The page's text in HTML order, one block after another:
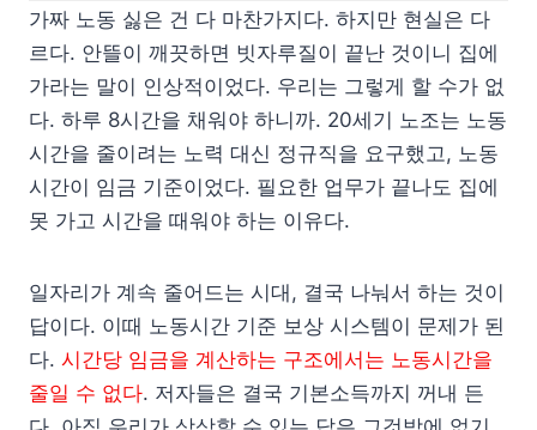
가짜 노동 싫은 건 다 마찬가지다. 하지만 현실은 다
르다. 안뜰이 깨끗하면 빗자루질이 끝난 것이니 집에
가라는 말이 인상적이었다. 우리는 그렇게 할 수가 없
다. 하루 8시간을 채워야 하니까. 20세기 노조는 노동
시간을 줄이려는 노력 대신 정규직을 요구했고, 노동
시간이 임금 기준이었다. 필요한 업무가 끝나도 집에
못 가고 시간을 때워야 하는 이유다.
일자리가 계속 줄어드는 시대, 결국 나눠서 하는 것이
답이다. 이때 노동시간 기준 보상 시스템이 문제가 된
다. 시간당 임금을 계산하는 구조에서는 노동시간을
줄일 수 없다. 저자들은 결국 기본소득까지 꺼내 든